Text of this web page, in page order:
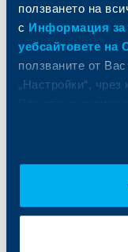
ползването на
с Информация за
уебсайтовете на
ползваните от
„Настройки“,
Актуализация на
За ОББ
Управление
Европейско
Отчети и анализи